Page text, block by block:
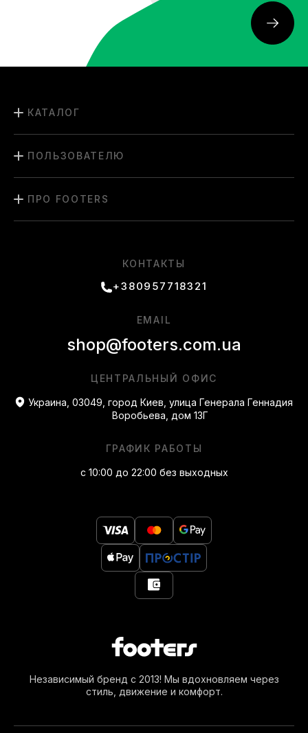
Независимый бренд с 2013! Мы вдохновляем через
стиль, движение и комфорт.
КАТАЛОГ
ПОЛЬЗОВАТЕЛЮ
ПРО FOOTERS
КОНТАКТЫ
+380957718321
ЦЕНТРАЛЬНЫЙ ОФИС
Украина, 03049, город Киев, улица Генерала Геннадия
Воробьева, дом 13Г
ГРАФИК РАБОТЫ
с 10:00 до 22:00 без выходных
EMAIL
shop@footers.com.ua